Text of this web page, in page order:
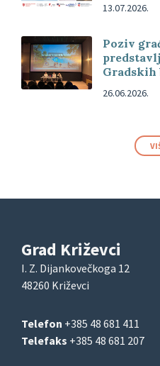
13.07.2026.
Poziv
Gradskih
26.06.2026.
Grad Križevci
I. Z. Dijankovečkoga 12
48260 Križevci
Telefon +385 48 681 411
Telefaks +385 48 681 207